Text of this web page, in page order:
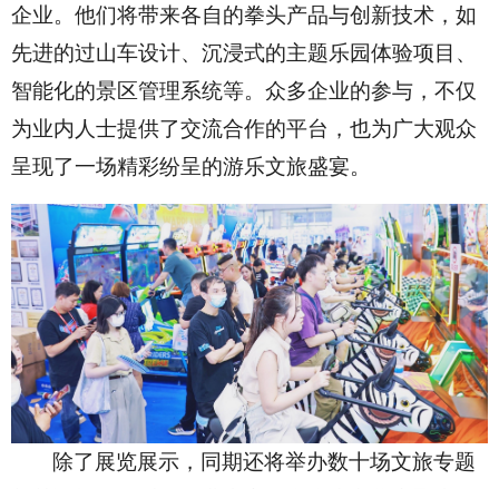
企业。他们将带来各自的拳头产品与创新技术，如
先进的过山车设计、沉浸式的主题乐园体验项目、
智能化的景区管理系统等。众多企业的参与，不仅
为业内人士提供了交流合作的平台，也为广大观众
呈现了一场精彩纷呈的游乐文旅盛宴。
除了展览展示，同期还将举办数十场文旅专题